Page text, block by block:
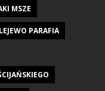
MSZE
PARAFIA